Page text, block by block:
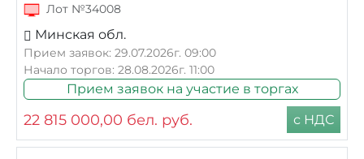
Лот №34008
Минская обл.
Прием заявок: 29.07.2026г. 09:00
Начало торгов: 28.08.2026г. 11:00
Прием заявок на участие в торгах
22 815 000,00 бел. руб. с НДС